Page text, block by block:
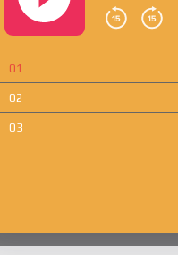
01
02
03